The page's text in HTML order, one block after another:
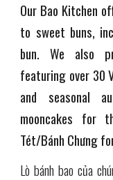
Our Bao Kitchen
to sweet buns,
bun. We also
featuring over 30
and seasonal
mooncakes for
Tét/Bánh Chưng
Lò bánh bao của